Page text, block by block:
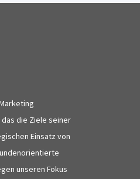
die Ziele seiner
Einsatz von
unseren Fokus